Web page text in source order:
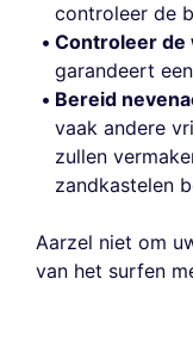
controleer de
Controleer de
garandeert
Bereid
vaak andere
zullen
zandkastelen
Aarzel niet om
van het surfen